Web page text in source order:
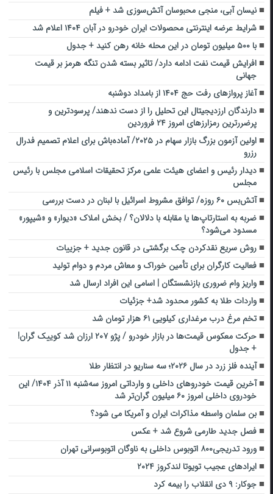
نیسان آبی، منجی محبوسان آتش‌سوزی شد + فیلم
شرایط عرضه اینترنتی محصولات ایران خودرو در آبان ۱۴۰۴ اعلام شد
با ۵۰۰ میلیون تومان در این محله خانه رهن کنید + جدول
افرایش قیمت نفت ادامه دارد/ تاثیر بسته شدن تنگه هرمز بر قیمت
جهانی
آغاز پروازهای رفت حج ۱۴۰۴ از بامداد دوشنبه
دارندگان ارزدیجیتال این تحلیل را از دست ندهند/ پرسودترین و
پرضررترین رمزارزهای امروز ۲۴ فروردین
اولین آزمون بزرگ بازار سهام در ۲۰۲۵/ آماده‌باش برای اعلام تصمیم فدرال
رزرو
دیدار رئیس و اعضای هیئت علمی مرکز تحقیقات اسلامی مجلس با رئیس
مجلس
آتش‌بس ۶۰ روزه/ توافق مشروط اسرائیل با لبنان در دست بررسی
ضربه به استارتاپ‌ها یا مقابله با دلالان؟ / بخش املاک «دیوار» و «شیپور»
مسدود می‌شود؟
روش سریع نقدکردن چک برگشتی در قانون جدید + جزییات
فعالیت کارگران برای تأمین خوراک و معاش مردم و دوام تولید
واریز وام ضروری بازنشستگان | اسامی این افراد ارسال شد
واردات طلا به کشور محدود شد+ جزئیات
تخم مرغ درب مرغداری‌ کیلویی ۶۱ هزار تومان شد
حرکت معکوس قیمت‌ها در بازار خودرو / پژو ۲۰۷ ارزان شد کوییک گران!
+ جدول
آینده فلز زرد در سال ۲۰۲۶؛ سه سناریو در انتظار طلا
آخرین قیمت خودروهای داخلی و وارداتی امروز سه‌شنبه ۱۱ آذر ۱۴۰۴/ این
خودروی داخلی امروز ۶۰ میلیون گران‌تر شد
بن سلمان واسطه مذاکرات ایران و آمریکا می شود؟
فصل جدید طارمی شروع شد + عکس
ورود تدریجی۸۰۰ اتوبوس داخلی به‌ ناوگان اتوبوسرانی تهران
ایرادهای عجیب تویوتا لندکروز ۲۰۲۴
جوکار: ۹ دی انقلاب را بیمه کرد